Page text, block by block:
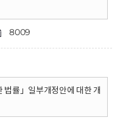
8009
법률」일부개정안에 대한 개